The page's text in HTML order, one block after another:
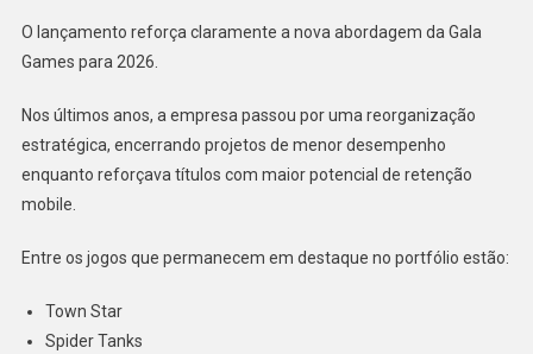
O lançamento reforça claramente a nova abordagem da Gala
Games para 2026.
Nos últimos anos, a empresa passou por uma reorganização
estratégica, encerrando projetos de menor desempenho
enquanto reforçava títulos com maior potencial de retenção
mobile.
Entre os jogos que permanecem em destaque no portfólio estão:
Town Star
Spider Tanks